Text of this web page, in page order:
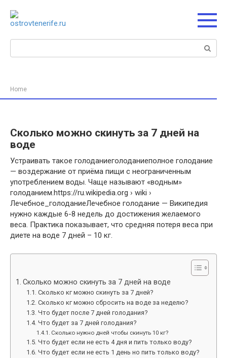
контенту
Поиск:
Home
Сколько можно скинуть за 7 дней на
воде
Устраивать такое голоданиеголоданиеполное голодание
— воздержание от приёма пищи с неограниченным
употреблением воды. Чаще называют «водным»
голоданием.https://ru.wikipedia.org › wiki ›
Лечебное_голоданиеЛечебное голодание — Википедия
нужно каждые 6-8 недель до достижения желаемого
веса. Практика показывает, что средняя потеря веса при
диете на воде 7 дней – 10 кг.
Сколько можно скинуть за 7 дней на воде
Сколько кг можно скинуть за 7 дней?
Сколько кг можно сбросить на воде за неделю?
Что будет после 7 дней голодания?
Что будет за 7 дней голодания?
Сколько нужно дней чтобы скинуть 10 кг?
Что будет если не есть 4 дня и пить только воду?
Что будет если не есть 1 день но пить только воду?